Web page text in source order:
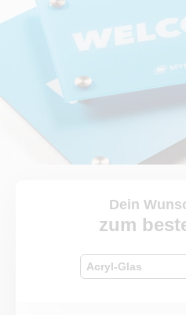
Dein
zum
Acryl-Glas